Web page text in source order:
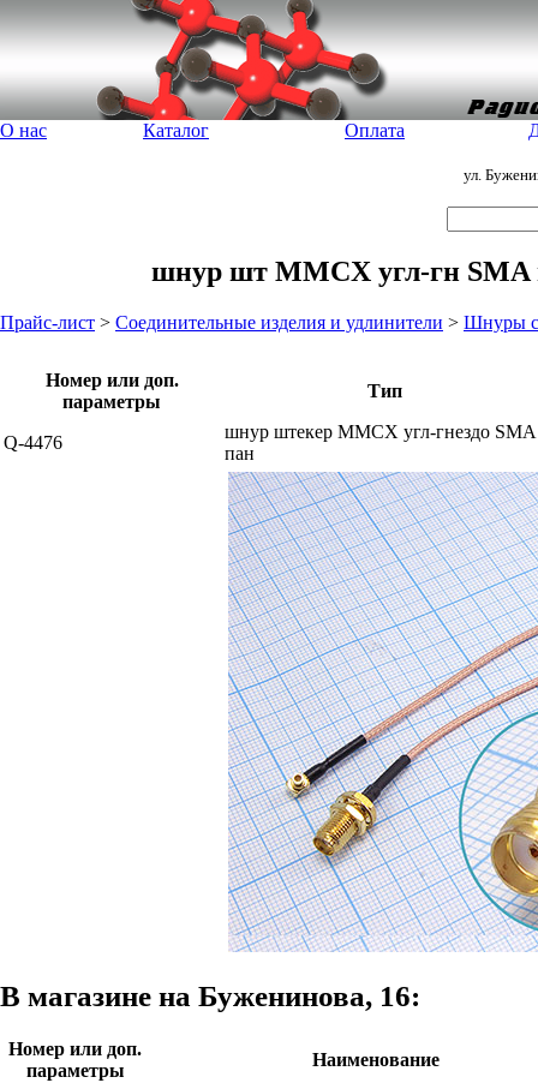
О нас Каталог Оплата
ул.
шнур шт MMCX угл-гн
Прайс-лист > Соединительные изделия и удлинители > Шнуры
Номер или доп.
параметры
Тип
Q-4476
шнур штекер MMCX угл-гнездо SMA
пан
В магазине на Буженинова, 16:
Номер или доп.
параметры
Наименование